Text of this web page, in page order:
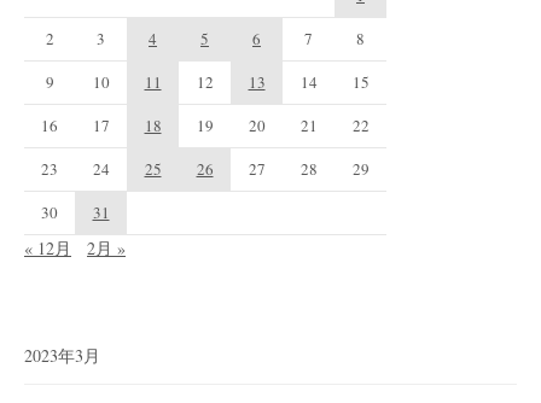
2
3 4 5 6 7
8
9
10 11 12 13 14
15
16
17 18 19 20 21
22
23
24 25 26 27 28
29
30
31
« 12月 2月 »
2023年3月